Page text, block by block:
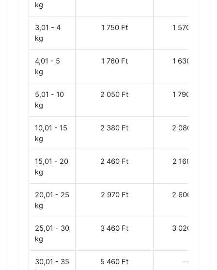
kg
3,01 - 4
kg
1 750 Ft 1 570 Ft
4,01 - 5
kg
1 760 Ft 1 630 Ft
5,01 - 10
kg
2 050 Ft 1 790 Ft
10,01 - 15
kg
2 380 Ft 2 080 Ft
15,01 - 20
kg
2 460 Ft 2 160 Ft
20,01 - 25
kg
2 970 Ft 2 600 Ft
25,01 - 30
kg
3 460 Ft 3 020 Ft
30,01 - 35
5 460 Ft —